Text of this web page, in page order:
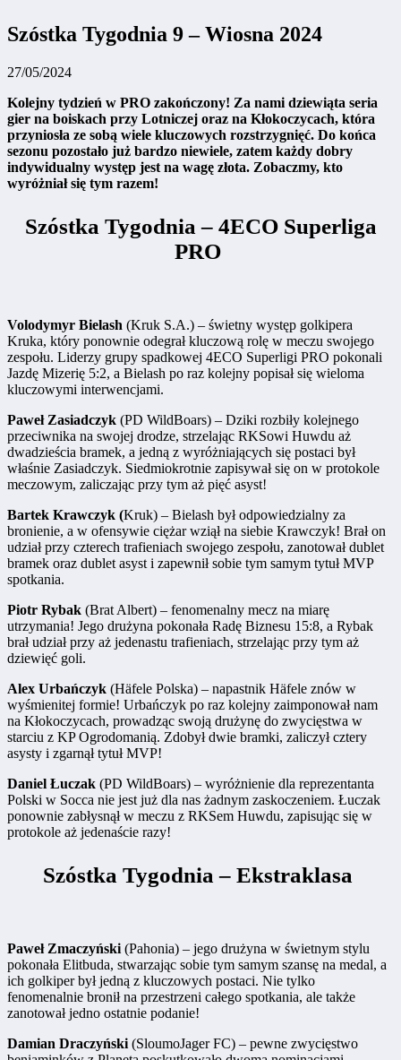
Szóstka Tygodnia 9 – Wiosna 2024
27/05/2024
Kolejny tydzień w PRO zakończony! Za nami dziewiąta seria
gier na boiskach przy Lotniczej oraz na Kłokoczycach, która
przyniosła ze sobą wiele kluczowych rozstrzygnięć. Do końca
sezonu pozostało już bardzo niewiele, zatem każdy dobry
indywidualny występ jest na wagę złota. Zobaczmy, kto
wyróżniał się tym razem!
Szóstka Tygodnia – 4ECO Superliga
PRO
Volodymyr Bielash (Kruk S.A.) – świetny występ golkipera
Kruka, który ponownie odegrał kluczową rolę w meczu swojego
zespołu. Liderzy grupy spadkowej 4ECO Superligi PRO pokonali
Jazdę Mizerię 5:2, a Bielash po raz kolejny popisał się wieloma
kluczowymi interwencjami.
Paweł Zasiadczyk (PD WildBoars) – Dziki rozbiły kolejnego
przeciwnika na swojej drodze, strzelając RKSowi Huwdu aż
dwadzieścia bramek, a jedną z wyróżniających się postaci był
właśnie Zasiadczyk. Siedmiokrotnie zapisywał się on w protokole
meczowym, zaliczając przy tym aż pięć asyst!
Bartek Krawczyk (Kruk) – Bielash był odpowiedzialny za
bronienie, a w ofensywie ciężar wziął na siebie Krawczyk! Brał on
udział przy czterech trafieniach swojego zespołu, zanotował dublet
bramek oraz dublet asyst i zapewnił sobie tym samym tytuł MVP
spotkania.
Piotr Rybak (Brat Albert) – fenomenalny mecz na miarę
utrzymania! Jego drużyna pokonała Radę Biznesu 15:8, a Rybak
brał udział przy aż jedenastu trafieniach, strzelając przy tym aż
dziewięć goli.
Alex Urbańczyk (Häfele Polska) – napastnik Häfele znów w
wyśmienitej formie! Urbańczyk po raz kolejny zaimponował nam
na Kłokoczycach, prowadząc swoją drużynę do zwycięstwa w
starciu z KP Ogrodomanią. Zdobył dwie bramki, zaliczył cztery
asysty i zgarnął tytuł MVP!
Daniel Łuczak (PD WildBoars) – wyróżnienie dla reprezentanta
Polski w Socca nie jest już dla nas żadnym zaskoczeniem. Łuczak
ponownie zabłysnął w meczu z RKSem Huwdu, zapisując się w
protokole aż jedenaście razy!
Szóstka Tygodnia – Ekstraklasa
Paweł Zmaczyński (Pahonia) – jego drużyna w świetnym stylu
pokonała Elitbuda, stwarzając sobie tym samym szansę na medal, a
ich golkiper był jedną z kluczowych postaci. Nie tylko
fenomenalnie bronił na przestrzeni całego spotkania, ale także
zanotował jedno ostatnie podanie!
Damian Draczyński (SloumoJager FC) – pewne zwycięstwo